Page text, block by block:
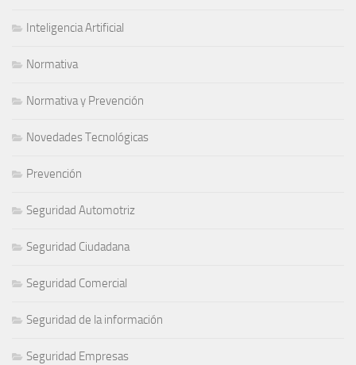
Inteligencia Artificial
Normativa
Normativa y Prevención
Novedades Tecnológicas
Prevención
Seguridad Automotriz
Seguridad Ciudadana
Seguridad Comercial
Seguridad de la información
Seguridad Empresas